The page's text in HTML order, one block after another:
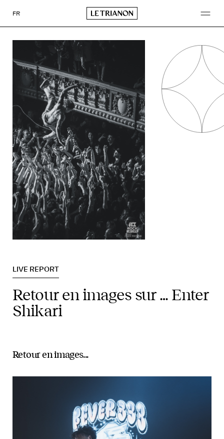
toFR
LIVE REPORT
Retour en images sur … Enter
Shikari
Retour en images...